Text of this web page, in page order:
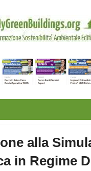
alla
in Regime
tecnici
fanno già parte